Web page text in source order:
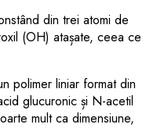
din trei atomi de
(OH) atașate, ceea ce
polimer liniar format din
glucuronic și N-acetil
mult ca dimensiune,